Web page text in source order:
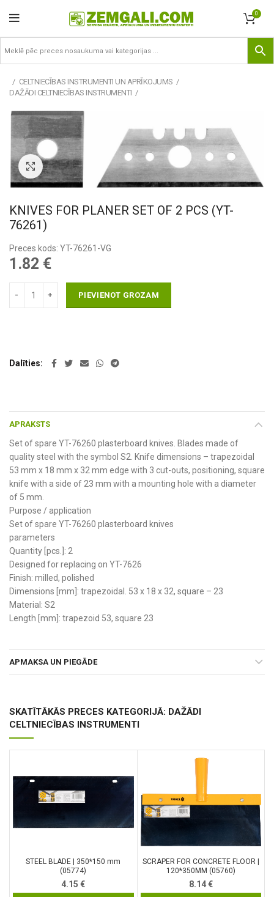
0
CELTNIECĪBAS INSTRUMENTI UN APRĪKOJUMS
DAŽĀDI CELTNIECĪBAS INSTRUMENTI
Pietuvināt
KNIVES FOR PLANER SET OF 2 PCS (YT-
76261)
Preces kods: YT-76261-VG
1.82 €
PIEVIENOT GROZAM
Dalīties
APRAKSTS
Set of spare YT-76260 plasterboard knives. Blades made of
quality steel with the symbol S2. Knife dimensions – trapezoidal
53 mm x 18 mm x 32 mm edge with 3 cut-outs, positioning, square
knife with a side of 23 mm with a mounting hole with a diameter
of 5 mm.
Purpose / application
Set of spare YT-76260 plasterboard knives
parameters
Quantity [pcs.]: 2
Designed for replacing on YT-7626
Finish: milled, polished
Dimensions [mm]: trapezoidal. 53 x 18 x 32, square – 23
Material: S2
Length [mm]: trapezoid 53, square 23
APMAKSA UN PIEGĀDE
SKATĪTĀKĀS PRECES KATEGORIJĀ: DAŽĀDI
CELTNIECĪBAS INSTRUMENTI
STEEL BLADE | 350*150 mm
(05774)
4.15€
SCRAPER FOR CONCRETE FLOOR |
120*350MM (05760)
8.14€